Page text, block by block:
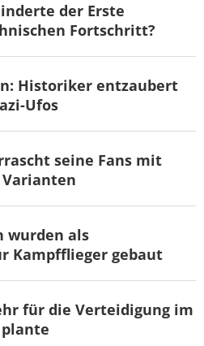
der Erste
Fortschritt?
Historiker entzaubert
Ufos
seine Fans mit
wurden als
Kampfflieger gebaut
für die Verteidigung im